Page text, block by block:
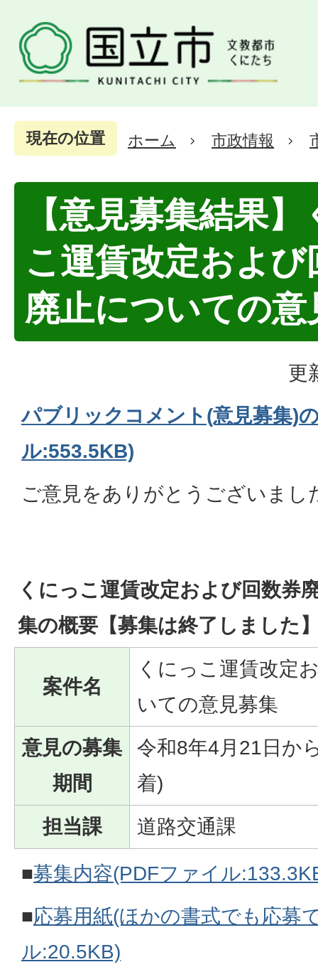
現在の位置 ホーム 市政情報
【意見募集結果
こ運賃改定および
廃止についての意
更
パブリックコメント(意見募集)
ル:553.5KB)
ご意見をありがとうございまし
くにっこ運賃改定および回数券
集の概要【募集は終了しました
案件名
くにっこ運賃改定
いての意見募集
意見の募集
期間
令和8年4月21日か
着)
担当課
道路交通課
■募集内容(PDFファイル
■応募用紙(ほかの書式でも応募
ル:20.5KB)